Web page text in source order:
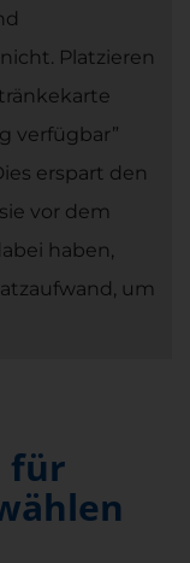
Platzieren
verfügbar”
erspart den
vor dem
haben,
um
für